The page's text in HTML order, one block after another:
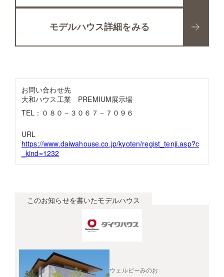
モデルハウス詳細をみる
お問い合わせ先
大和ハウス工業 PREMIUM展示場
TEL：０８０－３０６７－７０９６
URL
https://www.daiwahouse.co.jp/kyoten/regist_tenji.asp?c
_kind=1232
このお知らせを書いたモデルハウス
ウェルビーみのお